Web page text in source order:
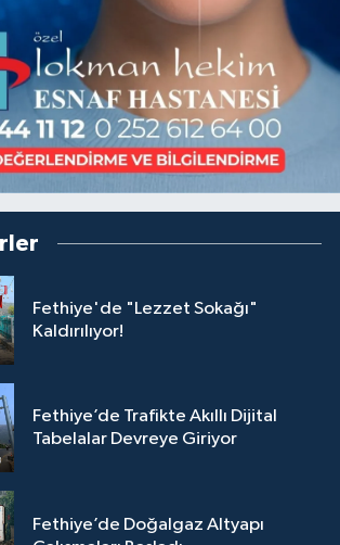
Fethiye'de "Lezzet Sokağı"
Kaldırılıyor!
Fethiye’de Trafikte Akıllı Dijital
Tabelalar Devreye Giriyor
Fethiye’de Doğalgaz Altyapı